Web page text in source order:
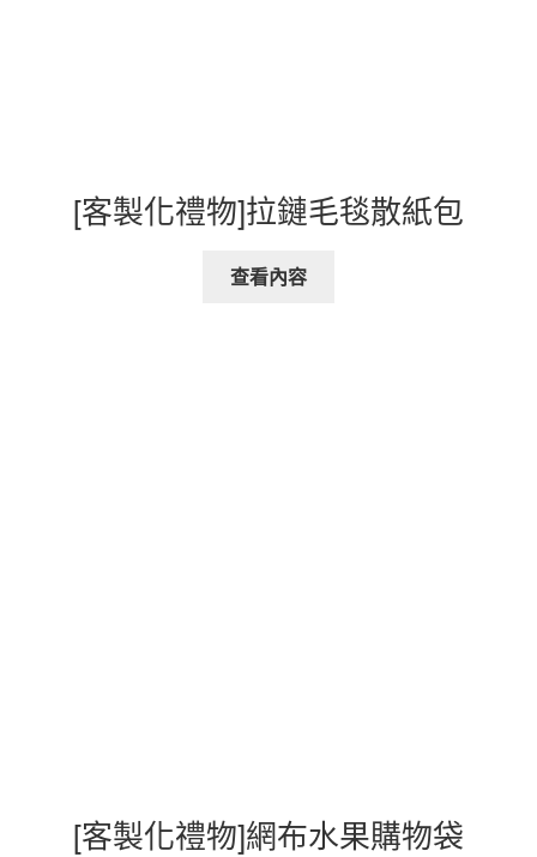
[客製化禮物]拉鏈毛毯散紙包
查看內容
[客製化禮物]網布水果購物袋